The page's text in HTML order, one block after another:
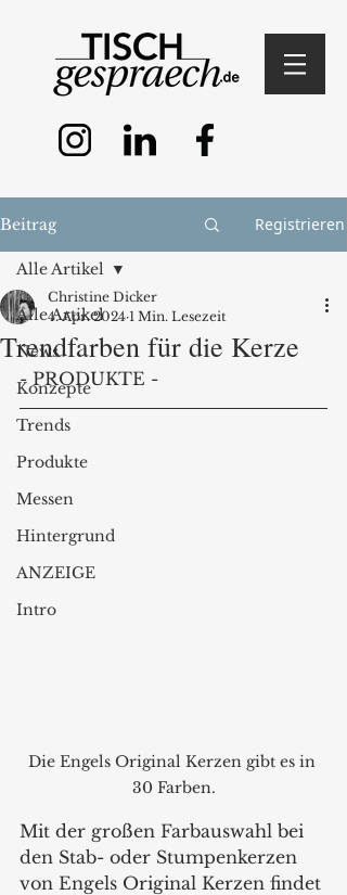
Beitrag Registrieren
Alle Artikel
News
Konzepte
Trends
Produkte
Messen
Hintergrund
ANZEIGE
Intro
Alle Artikel
Trendfarben für die Kerze
Christine Dicker
4. Apr. 2024 1 Min. Lesezeit
- PRODUKTE -
Die Engels Original Kerzen gibt es in
30 Farben.
Mit der großen Farbauswahl bei
den Stab- oder Stumpenkerzen
von Engels Original Kerzen findet